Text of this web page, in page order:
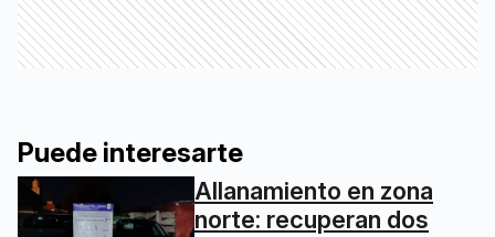
Puede interesarte
Allanamiento en zona
norte: recuperan dos